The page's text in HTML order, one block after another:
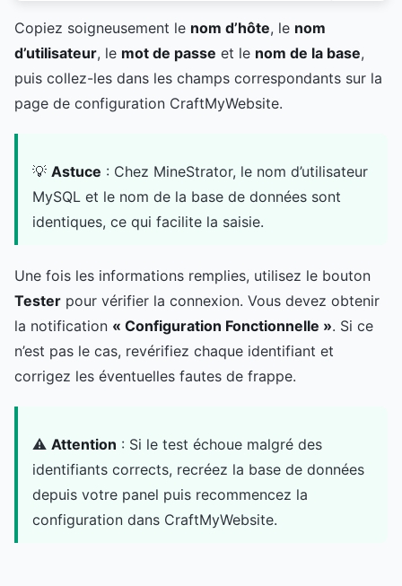
Copiez soigneusement le nom d’hôte, le nom
d’utilisateur, le mot de passe et le nom de la base,
puis collez-les dans les champs correspondants sur la
page de configuration CraftMyWebsite.
💡 Astuce : Chez MineStrator, le nom d’utilisateur
MySQL et le nom de la base de données sont
identiques, ce qui facilite la saisie.
Une fois les informations remplies, utilisez le bouton
Tester pour vérifier la connexion. Vous devez obtenir
la notification « Configuration Fonctionnelle ». Si ce
n’est pas le cas, revérifiez chaque identifiant et
corrigez les éventuelles fautes de frappe.
⚠️ Attention : Si le test échoue malgré des
identifiants corrects, recréez la base de données
depuis votre panel puis recommencez la
configuration dans CraftMyWebsite.